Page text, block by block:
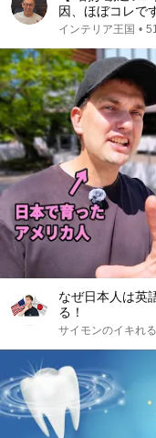
因、ほぼコレで
インテリア王国 •
なぜ日本人は英
る！
サイモンのイキれ